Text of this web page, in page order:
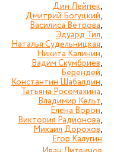
Дин Лейпек,
Дмитрий Богуцкий,
Василиса Ветрова,
Эдуард Тил,
Наталья Судельницкая,
Никита Калинин,
Вадим Скумбриев,
Берендей,
Константин Шабалдин,
Татьяна Росомахина,
Владимир Кельт,
Елена Ворон,
Виктория Радионова,
Михаил Дорохов,
Егор Калугин